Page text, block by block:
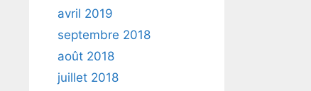
avril 2019
septembre 2018
août 2018
juillet 2018